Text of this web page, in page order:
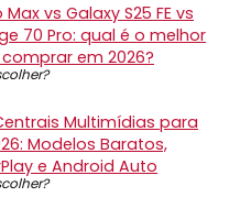
Max vs Galaxy S25 FE vs
70 Pro: qual é o melhor
em 2026?
Multimídias para
Modelos Baratos,
e Android Auto